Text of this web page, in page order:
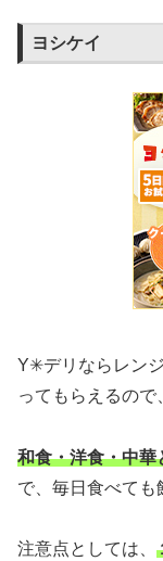
ヨシケイ
Y✳︎デリならレン
ってもらえるので
和食・洋食・中華
で、毎日食べても
注意点としては、